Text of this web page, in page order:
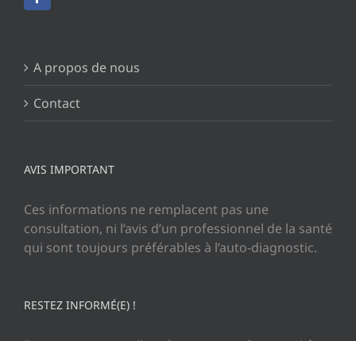
A propos de nous
Contact
AVIS IMPORTANT
Ces informations ne remplacent pas une
consultation, ni l’avis d’un professionnel de la santé
qui sont toujours préférables à l’auto-diagnostic.
RESTEZ INFORMÉ(E) !